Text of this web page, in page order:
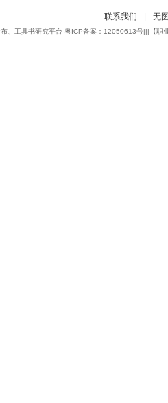
联系我们 无
、工具书研究平台 粤ICP备案：12050613号|||【